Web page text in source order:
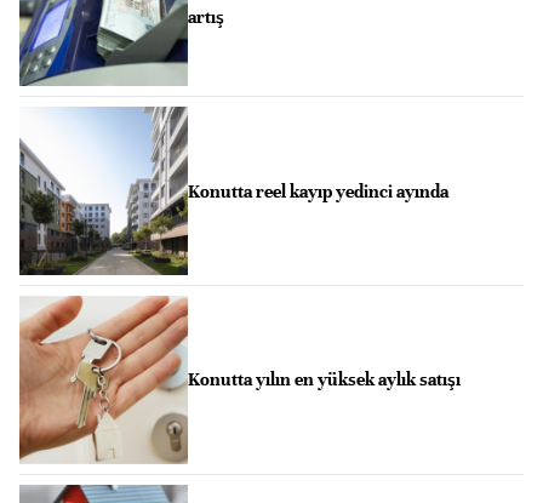
artış
Konutta reel kayıp yedinci ayında
Konutta yılın en yüksek aylık satışı